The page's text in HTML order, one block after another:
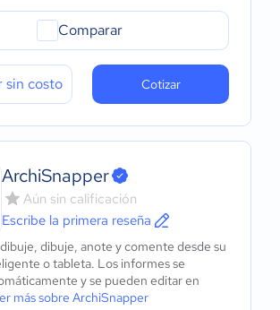
Comparar
sin costo Cotizar
ArchiSnapper
Aún sin calificación
Escribe la primera reseña
dibuje, anote y comente desde su
o tableta. Los informes se
y se pueden editar en
más sobre ArchiSnapper